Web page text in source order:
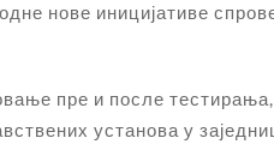
нове иницијативе
пре и после
установа у